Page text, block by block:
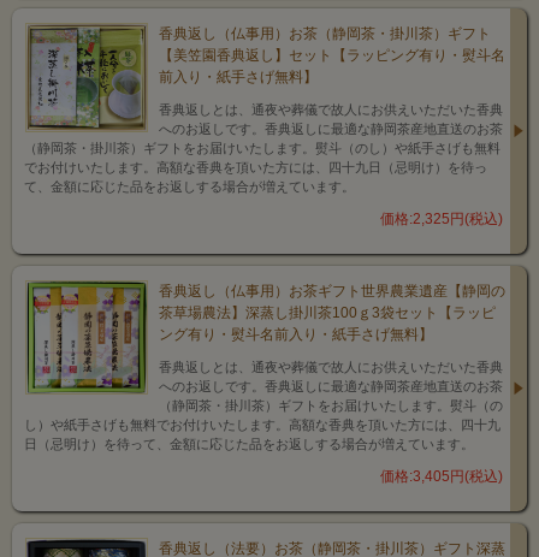
香典返し（仏事用）お茶（静岡茶・掛川茶）ギフト
【美笠園香典返し】セット【ラッピング有り・熨斗名
前入り・紙手さげ無料】
香典返しとは、通夜や葬儀で故人にお供えいただいた香典
へのお返しです。香典返しに最適な静岡茶産地直送のお茶
（静岡茶・掛川茶）ギフトをお届けいたします。熨斗（のし）や紙手さげも無料
でお付けいたします。高額な香典を頂いた方には、四十九日（忌明け）を待っ
て、金額に応じた品をお返しする場合が増えています。
価格:2,325円(税込)
香典返し（仏事用）お茶ギフト世界農業遺産【静岡の
茶草場農法】深蒸し掛川茶100ｇ3袋セット【ラッピ
ング有り・熨斗名前入り・紙手さげ無料】
香典返しとは、通夜や葬儀で故人にお供えいただいた香典
へのお返しです。香典返しに最適な静岡茶産地直送のお茶
（静岡茶・掛川茶）ギフトをお届けいたします。熨斗（の
し）や紙手さげも無料でお付けいたします。高額な香典を頂いた方には、四十九
日（忌明け）を待って、金額に応じた品をお返しする場合が増えています。
価格:3,405円(税込)
香典返し（法要）お茶（静岡茶・掛川茶）ギフト深蒸